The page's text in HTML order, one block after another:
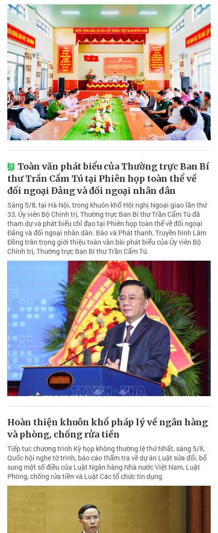
Toàn văn phát biểu của Thường trực Ban Bí
thư Trần Cẩm Tú tại Phiên họp toàn thể về
đối ngoại Đảng và đối ngoại nhân dân
Sáng 5/8, tại Hà Nội, trong khuôn khổ Hội nghị Ngoại giao lần thứ
33, Ủy viên Bộ Chính trị, Thường trực Ban Bí thư Trần Cẩm Tú đã
tham dự và phát biểu chỉ đạo tại Phiên họp toàn thể về đối ngoại
Đảng và đối ngoại nhân dân. Báo và Phát thanh, Truyền hình Lâm
Đồng trân trọng giới thiệu toàn văn bài phát biểu của Ủy viên Bộ
Chính trị, Thường trực Ban Bí thư Trần Cẩm Tú.
Hoàn thiện khuôn khổ pháp lý về ngân hàng
và phòng, chống rửa tiền
Tiếp tục chương trình Kỳ họp không thường lệ thứ Nhất, sáng 5/8,
Quốc hội nghe tờ trình, báo cáo thẩm tra về dự án Luật sửa đổi, bổ
sung một số điều của Luật Ngân hàng Nhà nước Việt Nam, Luật
Phòng, chống rửa tiền và Luật Các tổ chức tín dụng.